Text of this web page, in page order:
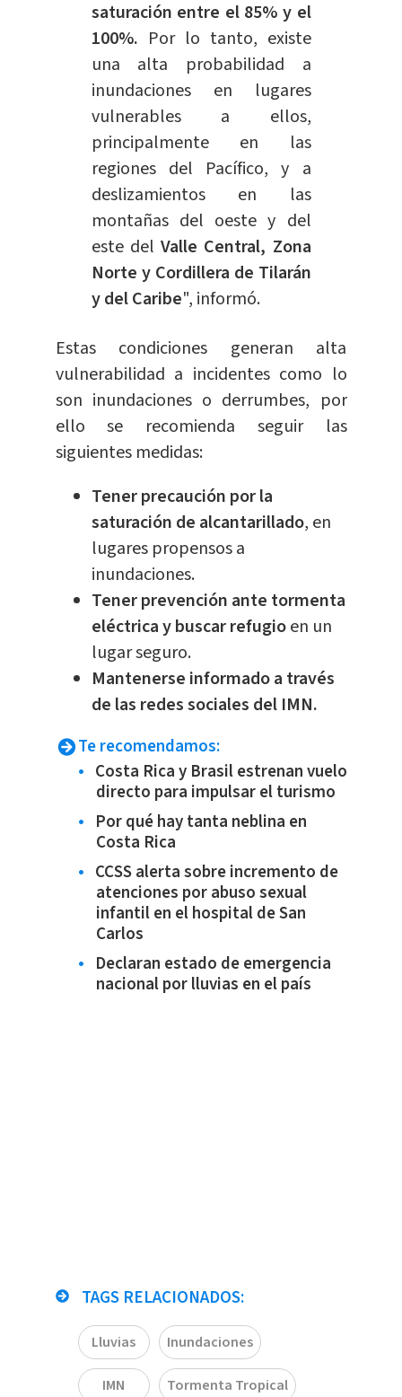
saturación entre el 85% y el
100%. Por lo tanto, existe
una alta probabilidad a
inundaciones en lugares
vulnerables a ellos,
principalmente en las
regiones del Pacífico, y a
deslizamientos en las
montañas del oeste y del
este del Valle Central, Zona
Norte y Cordillera de Tilarán
y del Caribe", informó.
Estas condiciones generan alta
vulnerabilidad a incidentes como lo
son inundaciones o derrumbes, por
ello se recomienda seguir las
siguientes medidas:
Tener precaución por la
saturación de alcantarillado, en
lugares propensos a
inundaciones.
Tener prevención ante tormenta
eléctrica y buscar refugioen un
lugar seguro.
Mantenerse informado a través
de las redes sociales del IMN.
Te recomendamos:
Costa Rica y Brasil estrenan vuelo
directo para impulsar el turismo
Por qué hay tanta neblina en
Costa Rica
CCSS alerta sobre incremento de
atenciones por abuso sexual
infantil en el hospital de San
Carlos
Declaran estado de emergencia
nacional por lluvias en el país
TAGS RELACIONADOS:
Lluvias Inundaciones
IMN Tormenta Tropical